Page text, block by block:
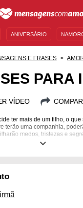
ANIVERSÁRIO
E FRASES
PARA
VÍDEO
ter mais de um filho, o
terão uma companhia,
medos, tristezas e
porque une duas pessoas
que representa na sua